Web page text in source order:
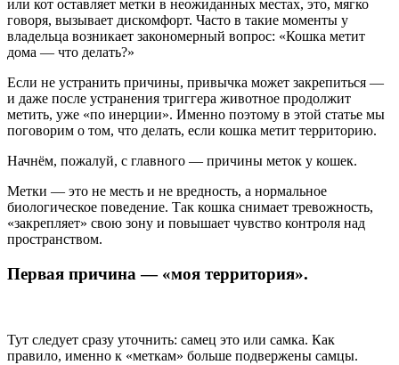
или кот оставляет метки в неожиданных местах, это, мягко
говоря, вызывает дискомфорт. Часто в такие моменты у
владельца возникает закономерный вопрос: «Кошка метит
дома — что делать?»
Если не устранить причины, привычка может закрепиться —
и даже после устранения триггера животное продолжит
метить, уже «по инерции». Именно поэтому в этой статье мы
поговорим о том, что делать, если кошка метит территорию.
Начнём, пожалуй, с главного — причины меток у кошек.
Метки — это не месть и не вредность, а нормальное
биологическое поведение. Так кошка снимает тревожность,
«закрепляет» свою зону и повышает чувство контроля над
пространством.
Первая причина — «моя территория».
Тут следует сразу уточнить: самец это или самка. Как
правило, именно к «меткам» больше подвержены самцы.